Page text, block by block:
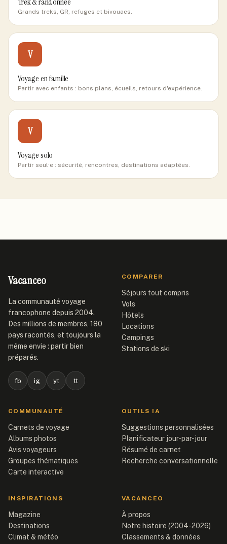
Grands treks, GR, refuges et bivouacs.
V
Voyage en famille
Partir avec enfants : bons plans, écueils, retours d'expérience.
V
Voyage solo
Partir seul·e : sécurité, rencontres, destinations adaptées.
Vacanceo
La communauté voyage
francophone depuis 2004.
Des millions de membres, 180
pays racontés, et toujours la
même envie : partir bien
préparés.
fb ig yt tt
COMPARER
Séjours tout compris
Vols
Hôtels
Locations
Campings
Stations de ski
COMMUNAUTÉ
Carnets de voyage
Albums photos
Avis voyageurs
Groupes thématiques
Carte interactive
OUTILS IA
Suggestions personnalisées
Planificateur jour-par-jour
Résumé de carnet
Recherche conversationnelle
INSPIRATIONS
Magazine
Destinations
Climat & météo
VACANCEO
À propos
Notre histoire (2004-2026)
Classements & données